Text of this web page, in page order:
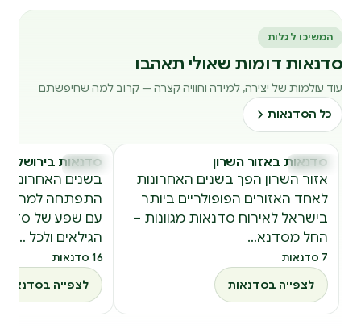
המשיכו לגלות
סדנאות דומות שאולי תאהבו
עוד עולמות של יצירה, למידה וחוויה קצרה — קרוב למה שחיפשתם
כל הסדנאות
ס
סדנאות
סדנאות באזור השרון
אזור השרון הפך בשנים האחרונות
לאחד האזורים הפופולריים ביותר
בישראל לאירוח סדנאות מגוונות –
החל מסדנא…
7 סדנאות
לצפייה בסדנאות
ס
סדנאות
סדנאות בירושלים
בשנים האחרונות,
התפתחה למרכז
עם שפע של
הגילאים ולכל …
16 סדנאות
לצפייה בסדנאות